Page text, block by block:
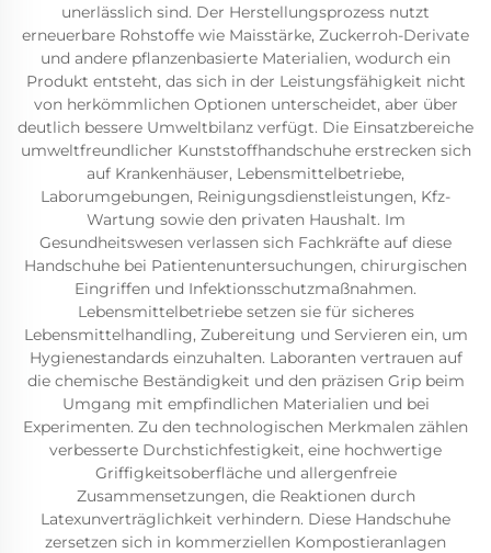
unerlässlich sind. Der Herstellungsprozess nutzt
erneuerbare Rohstoffe wie Maisstärke, Zuckerroh-Derivate
und andere pflanzenbasierte Materialien, wodurch ein
Produkt entsteht, das sich in der Leistungsfähigkeit nicht
von herkömmlichen Optionen unterscheidet, aber über
deutlich bessere Umweltbilanz verfügt. Die Einsatzbereiche
umweltfreundlicher Kunststoffhandschuhe erstrecken sich
auf Krankenhäuser, Lebensmittelbetriebe,
Laborumgebungen, Reinigungsdienstleistungen, Kfz-
Wartung sowie den privaten Haushalt. Im
Gesundheitswesen verlassen sich Fachkräfte auf diese
Handschuhe bei Patientenuntersuchungen, chirurgischen
Eingriffen und Infektionsschutzmaßnahmen.
Lebensmittelbetriebe setzen sie für sicheres
Lebensmittelhandling, Zubereitung und Servieren ein, um
Hygienestandards einzuhalten. Laboranten vertrauen auf
die chemische Beständigkeit und den präzisen Grip beim
Umgang mit empfindlichen Materialien und bei
Experimenten. Zu den technologischen Merkmalen zählen
verbesserte Durchstichfestigkeit, eine hochwertige
Griffigkeitsoberfläche und allergenfreie
Zusammensetzungen, die Reaktionen durch
Latexunverträglichkeit verhindern. Diese Handschuhe
zersetzen sich in kommerziellen Kompostieranlagen